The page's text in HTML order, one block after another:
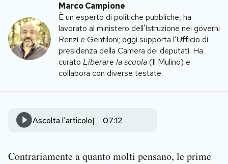
CALENDARIO
AREA PERSONALE
Area Personale
Marco Campione
È un esperto di politiche pubbliche, ha
lavorato al ministero dell'Istruzione nei governi
Renzi e Gentiloni; oggi supporta l’Ufficio di
presidenza della Camera dei deputati. Ha
curato Liberare la scuola(Il Mulino) e
collabora con diverse testate.
Ascolta l'articolo 07:12
Contrariamente a quanto molti pensano, le prime